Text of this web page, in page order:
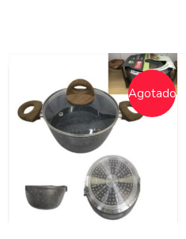
Agotado